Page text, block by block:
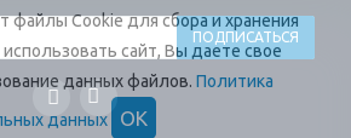
файлы Cookie для сбора и хранения
сайт, Вы даете свое
данных файлов. Политика
данных
ОК